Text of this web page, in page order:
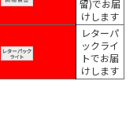
留)でお届
けします
レターパ
ックライ
トでお届
けします